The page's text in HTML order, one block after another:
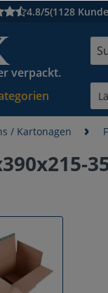
4.8/5(1128
verpackt.
/ Kartonagen